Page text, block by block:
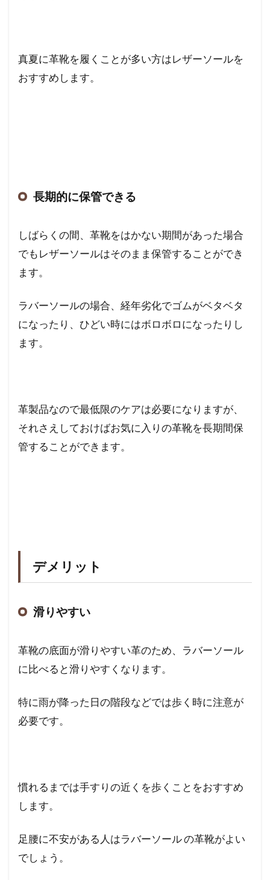
真夏に革靴を履くことが多い方はレザーソールを
おすすめします。
長期的に保管できる
しばらくの間、革靴をはかない期間があった場合
でもレザーソールはそのまま保管することができ
ます。
ラバーソールの場合、経年劣化でゴムがベタベタ
になったり、ひどい時にはボロボロになったりし
ます。
革製品なので最低限のケアは必要になりますが、
それさえしておけばお気に入りの革靴を長期間保
管することができます。
デメリット
滑りやすい
革靴の底面が滑りやすい革のため、ラバーソール
に比べると滑りやすくなります。
特に雨が降った日の階段などでは歩く時に注意が
必要です。
慣れるまでは手すりの近くを歩くことをおすすめ
します。
足腰に不安がある人はラバーソール の革靴がよい
でしょう。